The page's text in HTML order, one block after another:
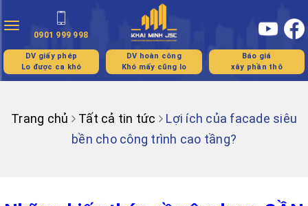
Toggle
navigation
0901 999 998
DV giấy phép
Lo được ca khó
DV hoàn công
Khó mấy cũng lo
Báo giá
xây phần thô
Trang chủ Tất cả tin tức
Lợi ích của facade siêu
bền cho công trình cao tầng?